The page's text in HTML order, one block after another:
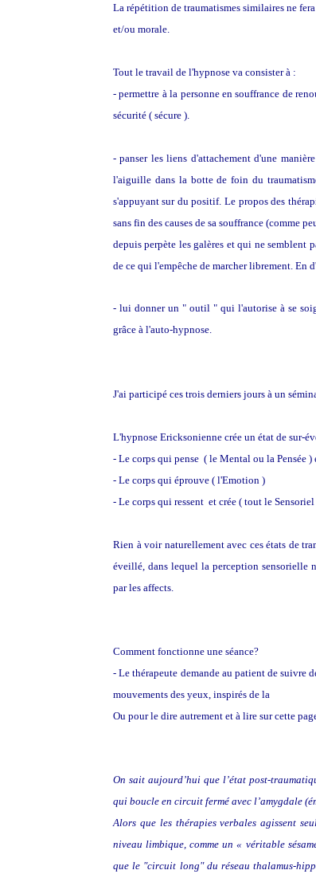
La répétition de traumatismes similaires ne
et/ou morale.
Tout le travail de l'hypnose va consister à :
- permettre à la personne en souffrance de
sécurité ( sécure ).
- panser les liens d'attachement d'une
l'aiguille dans la botte de foin du
s'appuyant sur du positif. Le propos des
sans fin des causes de sa souffrance (comme
depuis perpète les galères et qui ne semblent
de ce qui l'empêche de marcher librement. En
- lui donner un " outil " qui l'autorise à se
grâce à l'auto-hypnose.
J'ai participé ces trois derniers jours à un
L'hypnose Ericksonienne crée un état de sur-
- Le corps qui pense ( le Mental ou la Pensée )
- Le corps qui éprouve ( l'Emotion )
- Le corps qui ressent et crée ( tout le
Rien à voir naturellement avec ces états de
éveillé, dans lequel la perception sensorielle
par les affects.
Comment fonctionne une séance?
- Le thérapeute demande au patient de suivre
mouvements des yeux, inspirés de la
Ou pour le dire autrement et à lire sur cette
On sait aujourd’hui que l’état post-
qui boucle en circuit fermé avec l’amygdale
Alors que les thérapies verbales agissent
niveau limbique, comme un « véritable
que le "circuit long" du réseau thalamus-